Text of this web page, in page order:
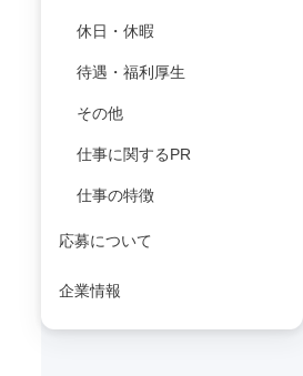
休日・休暇
待遇・福利厚生
その他
仕事に関するPR
仕事の特徴
応募について
企業情報